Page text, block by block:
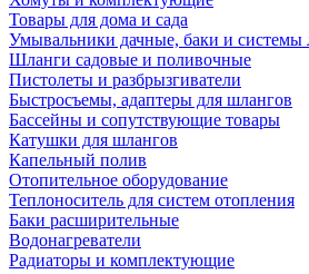
Товары для дома и сада
Умывальники дачные, баки и системы
Шланги садовые и поливочные
Пистолеты и разбрызгиватели
Быстросъемы, адаптеры для шлангов
Бассейны и сопутствующие товары
Катушки для шлангов
Капельный полив
Отопительное оборудование
Теплоноситель для систем отопления
Баки расширительные
Водонагреватели
Радиаторы и комплектующие